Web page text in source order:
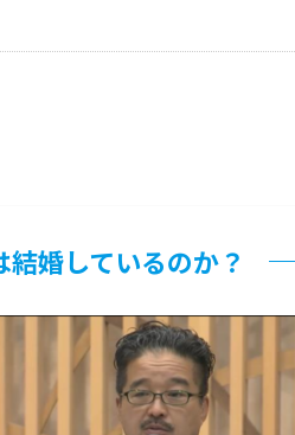
婚しているのか？